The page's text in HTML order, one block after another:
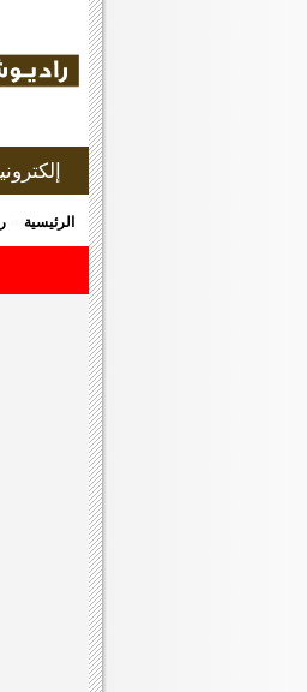
الرئيسية رابو